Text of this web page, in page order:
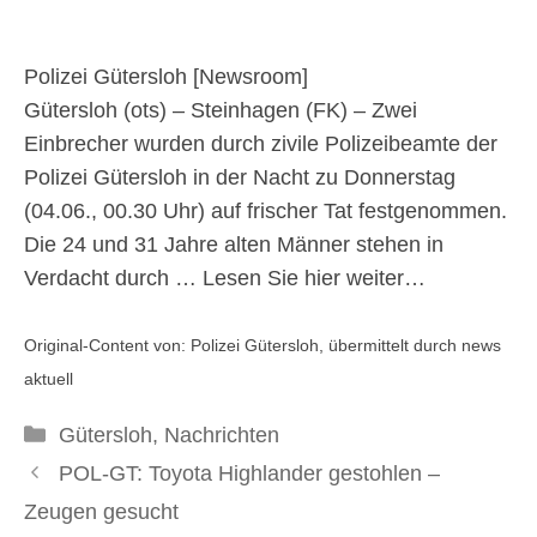
5. Juni 2026
Polizei Gütersloh [Newsroom]
Gütersloh (ots) – Steinhagen (FK) – Zwei
Einbrecher wurden durch zivile Polizeibeamte der
Polizei Gütersloh in der Nacht zu Donnerstag
(04.06., 00.30 Uhr) auf frischer Tat festgenommen.
Die 24 und 31 Jahre alten Männer stehen in
Verdacht durch … Lesen Sie hier weiter…
Original-Content von: Polizei Gütersloh, übermittelt durch news
aktuell
Kategorien
Gütersloh, Nachrichten
POL-GT: Toyota Highlander gestohlen –
Zeugen gesucht